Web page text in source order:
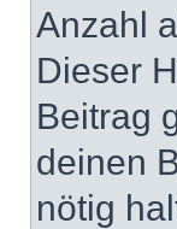
Anzahl
Dieser
Beitrag
deinen
nötig